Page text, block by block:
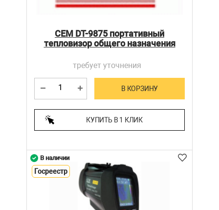
CEM DT-9875 портативный
тепловизор общего назначения
требует уточнения
В КОРЗИНУ
КУПИТЬ В 1 КЛИК
В наличии
Госреестр